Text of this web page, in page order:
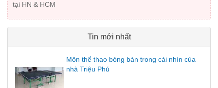
tại HN & HCM
Tin mới nhất
Môn thể thao bóng bàn trong cái nhìn của
nhà Triệu Phú